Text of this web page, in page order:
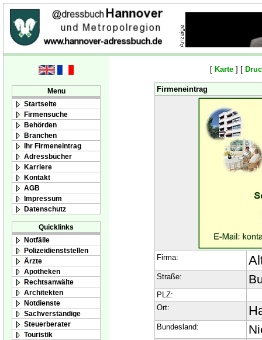
Menu
Startseite
Firmensuche
Behörden
Branchen
Ihr Firmeneintrag
Adressbücher
Karriere
Kontakt
AGB
Impressum
Datenschutz
Quicklinks
Notfälle
Polizeidienststellen
Ärzte
Apotheken
Rechtsanwälte
Architekten
Notdienste
Sachverständige
Steuerberater
Touristik
[ Karte ] [
Firmeneintrag
Firma:
Straße:
PLZ:
Ort:
Bundesland: